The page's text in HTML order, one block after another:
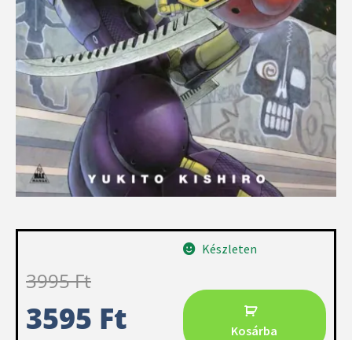
3995Ft
3595 Ft
Készleten
Kosárba